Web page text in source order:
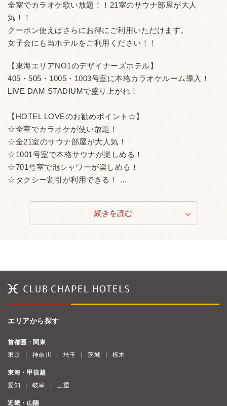
全室でカラオケ歌い放題！！21室のサウナ部屋が大人
気！！
クーポン使えばさらにお得にご利用いただけます。
女子会にも当ホテルをご利用ください！！
【東海エリアNO1のデザイナーズホテル】
405・505・1005・1003号室に本格カラオケルーム導入！
LIVE DAM STADIUMで盛り上がれ！
【HOTEL LOVEのお勧めポイント☆】
☆全室でカラオケが使い放題！
☆全21室のサウナ部屋が大人気！
☆1001号室で本格サウナが楽しめる！
☆701号室で泡シャワーが楽しめる！
☆タクシー割引が利用できる！ ...
続きを読む
エリアから探す
首都圏・関東
東京
神奈川 埼玉 茨城 栃木
東海・甲信越
愛知
岐阜 三重
近畿・山陽